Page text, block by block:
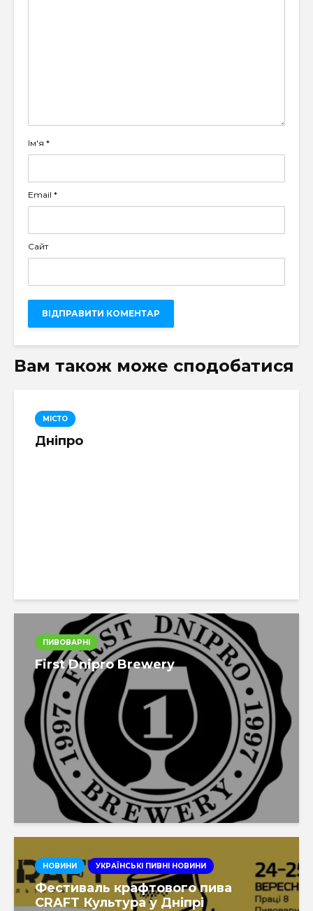
Ім'я *
Email *
Сайт
Вам також може сподобатися
МІСТО
Дніпро
ПИВОВАРНІ
First Dnipro Brewery
НОВИНИ УКРАЇНСЬКІ ПИВНІ НОВИНИ
Фестиваль крафтового пива
CRAFT Культура у Дніпрі